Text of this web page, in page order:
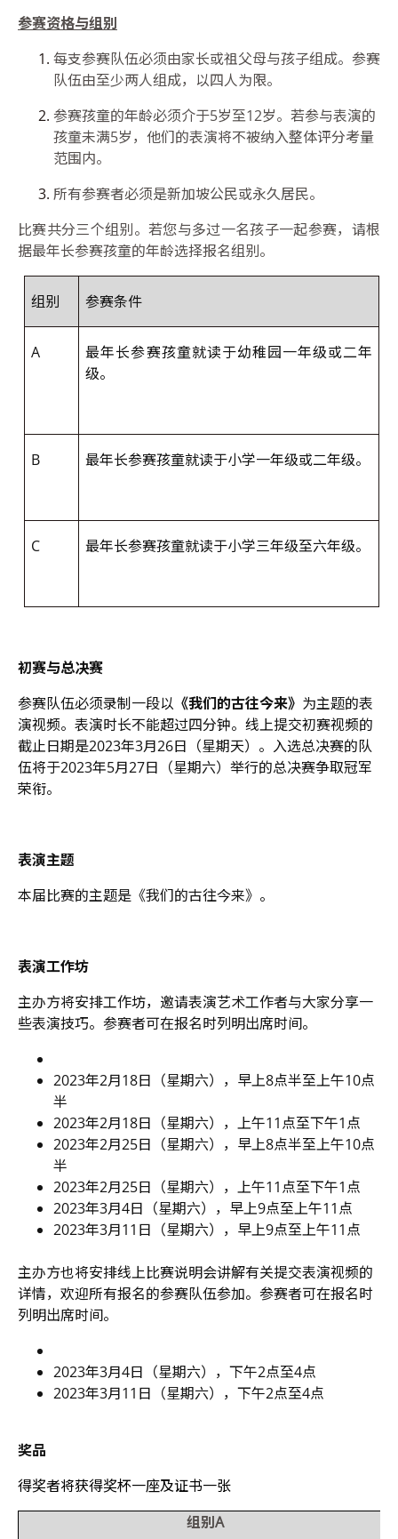
参赛资格与组别
每支参赛队伍必须由家长或祖父母与孩子组成。参赛
队伍由至少两人组成，以四人为限。
参赛孩童的年龄必须介于5岁至12岁。若参与表演的
孩童未满5岁，他们的表演将不被纳入整体评分考量
范围内。
所有参赛者必须是新加坡公民或永久居民。
比赛共分三个组别。若您与多过一名孩子一起参赛，请根
据最年长参赛孩童的年龄选择报名组别。
组别 参赛条件
A
最年长参赛孩童就读于幼稚园一年级或二年
级。
B 最年长参赛孩童就读于小学一年级或二年级。
C 最年长参赛孩童就读于小学三年级至六年级。
初赛与总决赛
参赛队伍必须录制一段以 《我们的古往今来》 为主题的表
演视频。表演时长不能超过四分钟。线上提交初赛视频的
截止日期是2023年3月26日（星期天）。入选总决赛的队
伍将于2023年5月27日（星期六）举行的总决赛争取冠军
荣衔。
表演主题
本届比赛的主题是 《我们的古往今来》。
表演工作坊
主办方将安排工作坊，邀请表演艺术工作者与大家分享一
些表演技巧。参赛者可在报名时列明出席时间。
2023年2月18日（星期六），早上8点半至上午10点
半
2023年2月18日（星期六），上午11点至下午1点
2023年2月25日（星期六），早上8点半至上午10点
半
2023年2月25日（星期六），上午11点至下午1点
2023年3月4日（星期六），早上9点至上午11点
2023年3月11 日（星期六），早上9点至上午11点
主办方也将安排线上比赛说明会讲解有关提交表演视频的
详情，欢迎所有报名的参赛队伍参加。参赛者可在报名时
列明出席时间。
2023年3月4日（星期六），下午2点至4点
2023年3月11 日（星期六），下午2点至4点
奖品
得奖者将获得奖杯一座及证书一张
组别A